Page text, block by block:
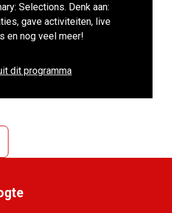
Selections. Denk aan:
gave activiteiten, live
en nog veel meer!
dit programma